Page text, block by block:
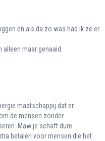
en als da zo was had ik ze er
maar genaaid.
maatschappij dat er
de mensen zonder
Maw je schaft dure
betalen voor mensen die het